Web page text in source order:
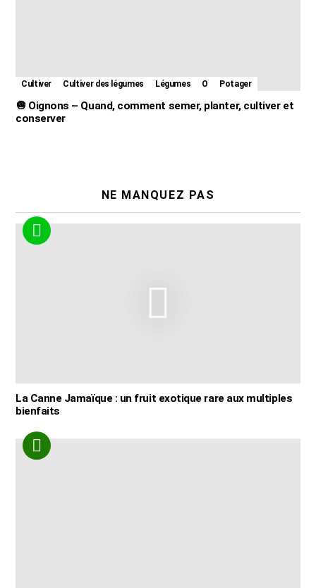
Cultiver Cultiver des légumes Légumes O Potager
🧅 Oignons – Quand, comment semer, planter, cultiver et
conserver
NE MANQUEZ PAS
La Canne Jamaïque : un fruit exotique rare aux multiples
bienfaits